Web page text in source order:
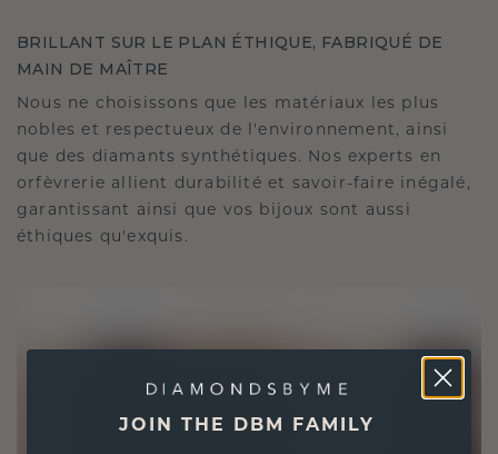
BRILLANT SUR LE PLAN ÉTHIQUE, FABRIQUÉ DE
MAIN DE MAÎTRE
Nous ne choisissons que les matériaux les plus
nobles et respectueux de l'environnement, ainsi
que des diamants synthétiques. Nos experts en
orfèvrerie allient durabilité et savoir-faire inégalé,
garantissant ainsi que vos bijoux sont aussi
éthiques qu'exquis.
JOIN THE DBM FAMILY